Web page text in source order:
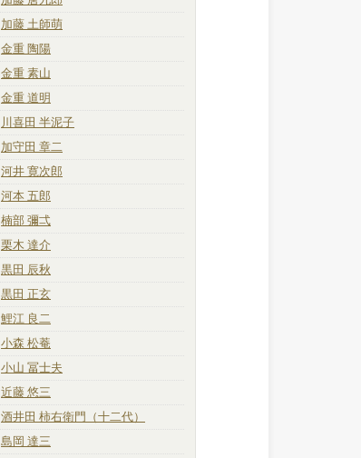
加藤 土師萌
金重 陶陽
金重 素山
金重 道明
川喜田 半泥子
加守田 章二
河井 寛次郎
河本 五郎
楠部 彌弌
栗木 達介
黒田 辰秋
黒田 正玄
鯉江 良二
小森 松菴
小山 冨士夫
近藤 悠三
酒井田 柿右衛門（十二代）
島岡 達三